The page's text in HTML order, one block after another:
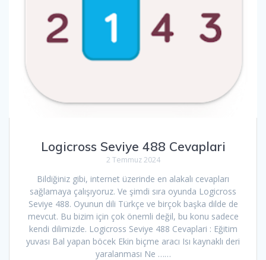
Logicross Seviye 488 Cevaplari
2 Temmuz 2024
Bildiğiniz gibi, internet üzerinde en alakalı cevapları
sağlamaya çalışıyoruz. Ve şimdi sıra oyunda Logicross
Seviye 488. Oyunun dili Türkçe ve birçok başka dilde de
mevcut. Bu bizim için çok önemli değil, bu konu sadece
kendi dilimizde. Logicross Seviye 488 Cevaplari : Eğitim
yuvası Bal yapan böcek Ekin biçme aracı Isı kaynaklı deri
yaralanması Ne ……